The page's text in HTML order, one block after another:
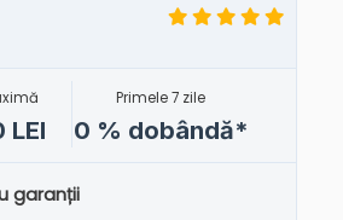
LEI
Primele 7 zile
0 % dobândă*
garanții